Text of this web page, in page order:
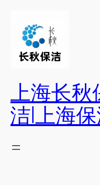
上海长秋
洁|上海